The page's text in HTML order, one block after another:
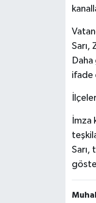
Sarı,
ifade
İmza
Sarı,